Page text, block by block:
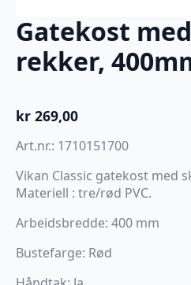
Gatekost
rekker,
kr 269,00
Art.nr.: 1710151700
Vikan Classic gatekost med
Materiell : tre/rød PVC.
Arbeidsbredde: 400 mm
Bustefarge: Rød